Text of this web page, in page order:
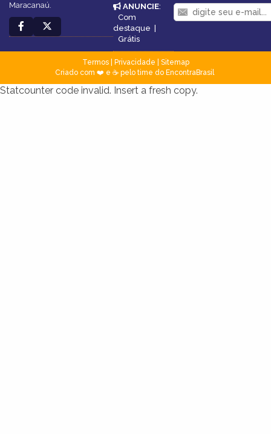
Maracanaú.
ANUNCIE:
Com
destaque
Grátis
Termos| Privacidade
Sitemap
Criado com ❤️ e ☕ pelo time do EncontraBrasil
Statcounter code invalid. Insert a fresh copy.